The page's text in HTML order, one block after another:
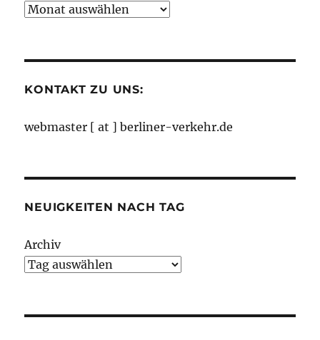
Neuigkeiten
KONTAKT ZU UNS:
webmaster [ at ] berliner-verkehr.de
NEUIGKEITEN NACH TAG
Archiv